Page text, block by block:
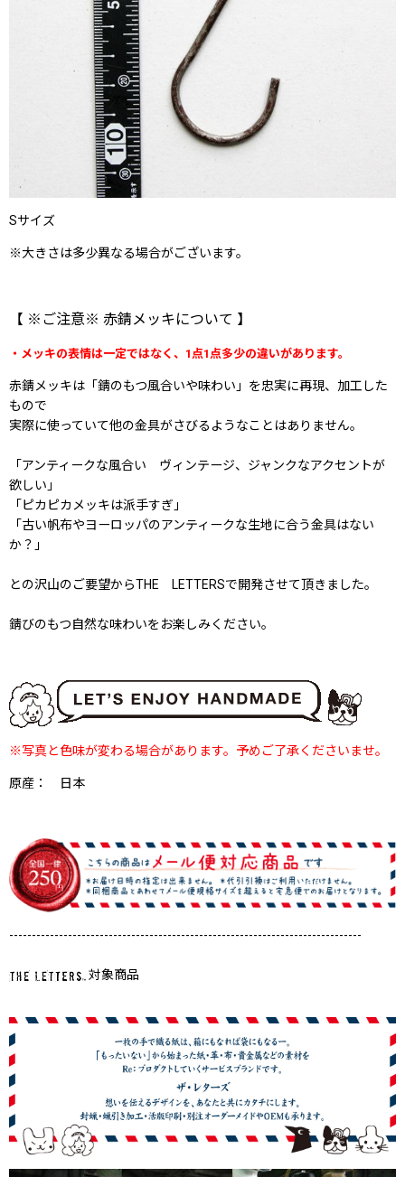
Sサイズ
※大きさは多少異なる場合がございます。
【 ※ご注意※ 赤錆メッキについて 】
・メッキの表情は一定ではなく、1点1点多少の違いがあります。
赤錆メッキは「錆のもつ風合いや味わい」を忠実に再現、加工した
もので
実際に使っていて他の金具がさびるようなことはありません。
「アンティークな風合い ヴィンテージ、ジャンクなアクセントが
欲しい」
「ピカピカメッキは派手すぎ」
「古い帆布やヨーロッパのアンティークな生地に合う金具はない
か？」
との沢山のご要望からTHE LETTERSで開発させて頂きました。
錆びのもつ自然な味わいをお楽しみください。
※写真と色味が変わる場合があります。予めご了承くださいませ。
原産： 日本
------------------------------------------------------------------------------
対象商品